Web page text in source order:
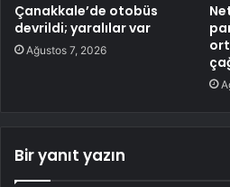
Çanakkale’de otobüs
devrildi; yaralılar var
Ağustos 7, 2026
Bir yanıt yazın